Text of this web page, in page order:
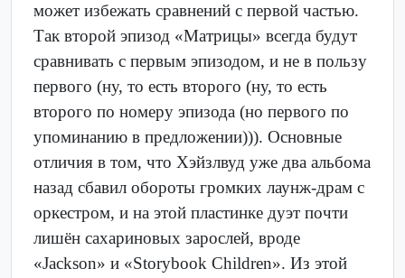
может избежать сравнений с первой частью.
Так второй эпизод «Матрицы» всегда будут
сравнивать с первым эпизодом, и не в пользу
первого (ну, то есть второго (ну, то есть
второго по номеру эпизода (но первого по
упоминанию в предложении))). Основные
отличия в том, что Хэйзлвуд уже два альбома
назад сбавил обороты громких лаунж-драм с
оркестром, и на этой пластинке дуэт почти
лишён сахариновых зарослей, вроде
«Jackson» и «Storybook Children». Из этой